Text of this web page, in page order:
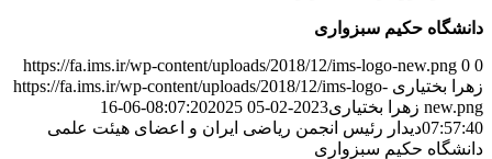
دانشگاه حکیم سبزواری
https://fa.ims.ir/wp-content/uploads/2018/12/ims-logo-new.png 0 0
زهرا بختیاری https://fa.ims.ir/wp-content/uploads/2018/12/ims-logo-
new.png زهرا بختیاری2023-02-05 08:07:20
2025-06-16
07:57:40دیدار رئیس انجمن ریاضی ایران و اعضای هیئت علمی
دانشگاه حکیم سبزواری